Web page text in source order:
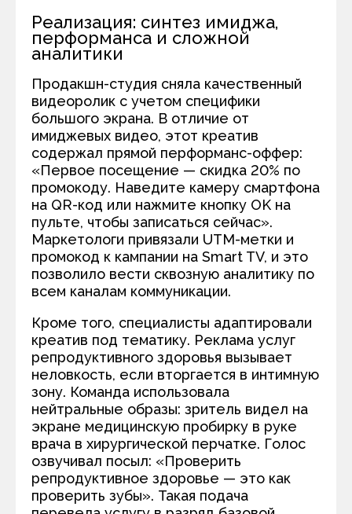
Реализация: синтез имиджа,
перформанса и сложной
аналитики
Продакшн-студия сняла качественный
видеоролик с учетом специфики
большого экрана. В отличие от
имиджевых видео, этот креатив
содержал прямой перформанс-оффер:
«Первое посещение — скидка 20% по
промокоду. Наведите камеру смартфона
на QR-код или нажмите кнопку OK на
пульте, чтобы записаться сейчас».
Маркетологи привязали UTM-метки и
промокод к кампании на Smart TV, и это
позволило вести сквозную аналитику по
всем каналам коммуникации.
Кроме того, специалисты адаптировали
креатив под тематику. Реклама услуг
репродуктивного здоровья вызывает
неловкость, если вторгается в интимную
зону. Команда использовала
нейтральные образы: зритель видел на
экране медицинскую пробирку в руке
врача в хирургической перчатке. Голос
озвучивал посыл: «Проверить
репродуктивное здоровье — это как
проверить зубы». Такая подача